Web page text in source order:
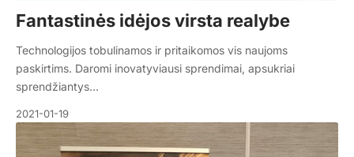
Fantastinės idėjos virsta realybe
Technologijos tobulinamos ir pritaikomos vis naujoms
paskirtims. Daromi inovatyviausi sprendimai, apsukriai
sprendžiantys…
2021-01-19